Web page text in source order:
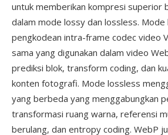
untuk memberikan kompresi superior
dalam mode lossy dan lossless.
pengkodean intra-frame codec video
sama yang digunakan dalam video
prediksi blok, transform coding, dan
konten fotografi. Mode lossless
yang berbeda yang menggabungkan
transformasi ruang warna, referensi
berulang, dan entropy coding. WebP